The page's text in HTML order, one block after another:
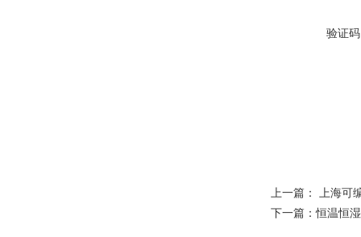
验证
上一篇：
上海可
下一篇：恒温恒